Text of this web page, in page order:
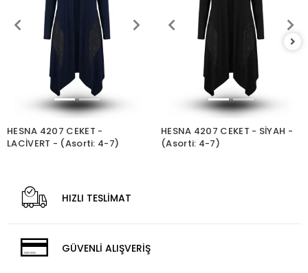
HESNA 4207 CEKET -
LACİVERT - (Asorti: 4-7)
HESNA 4207 CEKET - SİYAH -
(Asorti: 4-7)
HIZLI TESLİMAT
GÜVENLİ ALIŞVERİŞ